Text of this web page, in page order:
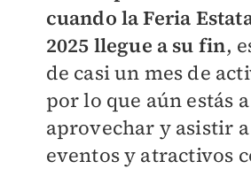
cuando la Feria
2025 llegue a su fin,
de casi un mes de
por lo que aún estás
aprovechar y asistir
eventos y atractivos